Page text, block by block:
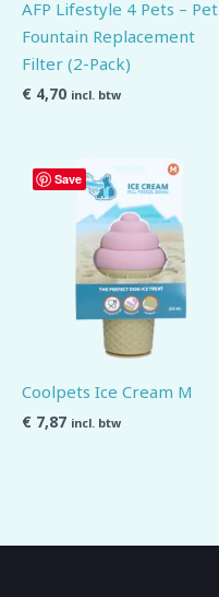
AFP Lifestyle 4 Pets – Pet
Fountain Replacement
Filter (2-Pack)
€ 4,70 incl. btw
Save
Coolpets Ice Cream M
€ 7,87 incl. btw